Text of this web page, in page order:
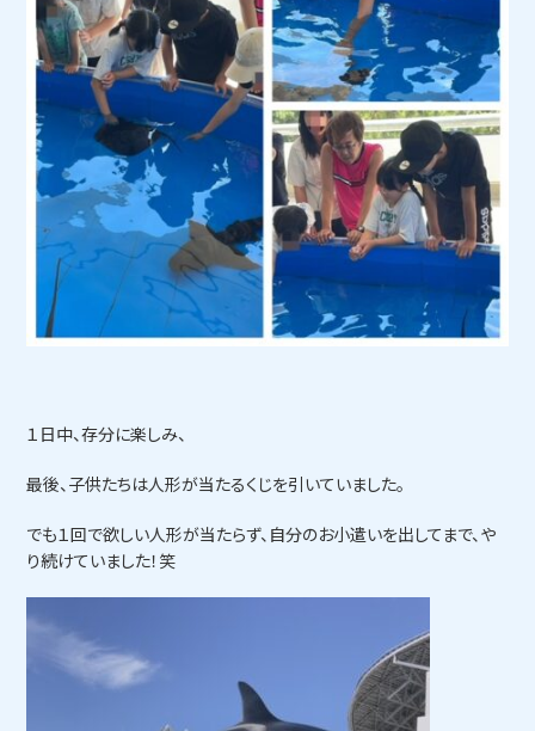
１日中、存分に楽しみ、
最後、子供たちは人形が当たるくじを引いていました。
でも１回で欲しい人形が当たらず、自分のお小遣いを出してまで、や
り続けていました！笑